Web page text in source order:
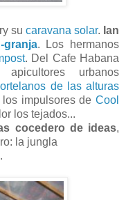
su caravana solar. Ian
granja. Los hermanos
. Del Cafe Habana
urbanos
de las alturas
impulsores de Cool
los tejados...
cocedero de ideas,
la jungla